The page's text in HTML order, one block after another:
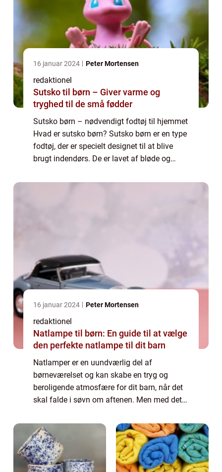
16 januar 2024 Peter Mortensen
redaktionel
Sutsko til børn – Giver varme og
tryghed til de små fødder
Sutsko børn – nødvendigt fodtøj til hjemmet
Hvad er sutsko børn? Sutsko børn er en type
fodtøj, der er specielt designet til at blive
brugt indendørs. De er lavet af bløde og
komfort til de små fødder....
16 januar 2024 Peter Mortensen
redaktionel
Natlampe til børn: En guide til at vælge
den perfekte natlampe til dit barn
Natlamper er en uundværlig del af
børneværelset og kan skabe en tryg og
beroligende atmosfære for dit barn, når det
skal falde i søvn om aftenen. Men med det
markedet i dag, kan det være svært at vide,
hvilken de...